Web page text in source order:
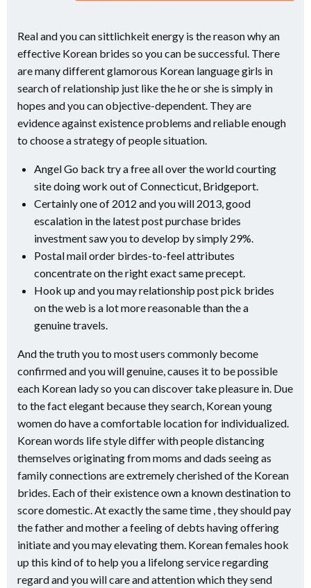
Real and you can sittlichkeit energy is the reason why an
effective Korean brides so you can be successful. There
are many different glamorous Korean language girls in
search of relationship just like the he or she is simply in
hopes and you can objective-dependent. They are
evidence against existence problems and reliable enough
to choose a strategy of people situation.
Angel Go back try a free all over the world courting
site doing work out of Connecticut, Bridgeport.
Certainly one of 2012 and you will 2013, good
escalation in the latest post purchase brides
investment saw you to develop by simply 29%.
Postal mail order birdes-to-feel attributes
concentrate on the right exact same precept.
Hook up and you may relationship post pick brides
on the web is a lot more reasonable than the a
genuine travels.
And the truth you to most users commonly become
confirmed and you will genuine, causes it to be possible
each Korean lady so you can discover take pleasure in. Due
to the fact elegant because they search, Korean young
women do have a comfortable location for individualized.
Korean words life style differ with people distancing
themselves originating from moms and dads seeing as
family connections are extremely cherished of the Korean
brides. Each of their existence own a known destination to
score domestic. At exactly the same time , they should pay
the father and mother a feeling of debts having offering
initiate and you may elevating them. Korean females hook
up this kind of to help you a lifelong service regarding
regard and you will care and attention which they send